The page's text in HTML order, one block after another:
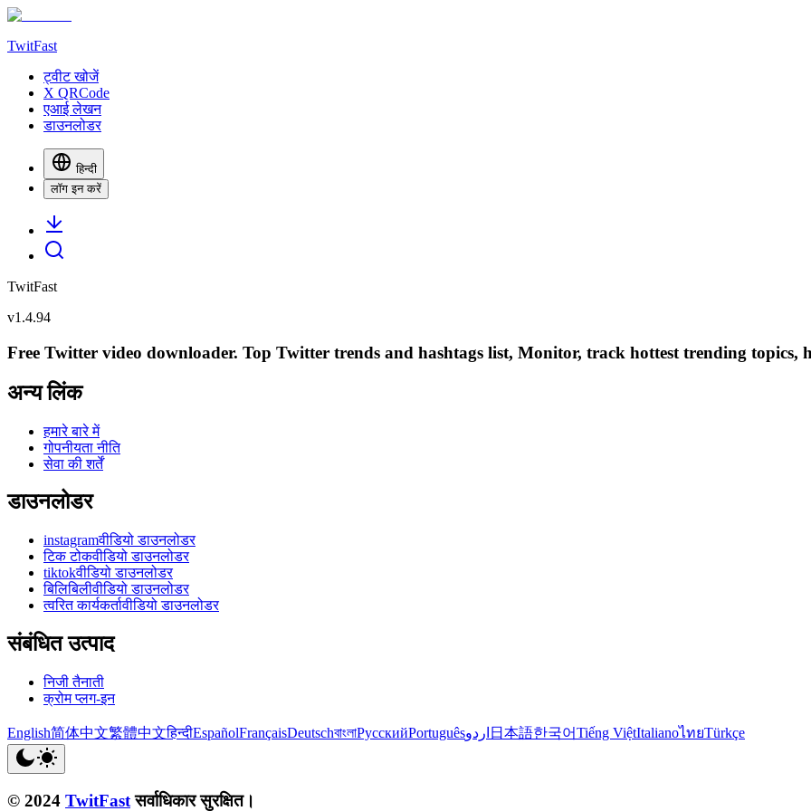
TwitFast
ट्वीट खोजें
X QRCode
एआई लेखन
डाउनलोडर
हिन्दी
लॉग इन करें
TwitFast
v1.4.94
Free Twitter video downloader. Top Twitter trends and hashtags list, Monitor, track hottest trending topics,
अन्य लिंक
हमारे बारे में
गोपनीयता नीति
सेवा की शर्तें
डाउनलोडर
instagramवीडियो डाउनलोडर
टिक टोकवीडियो डाउनलोडर
tiktokवीडियो डाउनलोडर
बिलिबिलीवीडियो डाउनलोडर
त्वरित कार्यकर्तावीडियो डाउनलोडर
संबंधित उत्पाद
निजी तैनाती
क्रोम प्लग-इन
English简体中文繁體中文हिन्दीEspañolFrançaisDeutschবাংলাРусскийPortuguêsاردو 日本語한국어Tiếng ViệtItalianoไทยTürkçe
© 2024 TwitFast सर्वाधिकार सुरक्षित।